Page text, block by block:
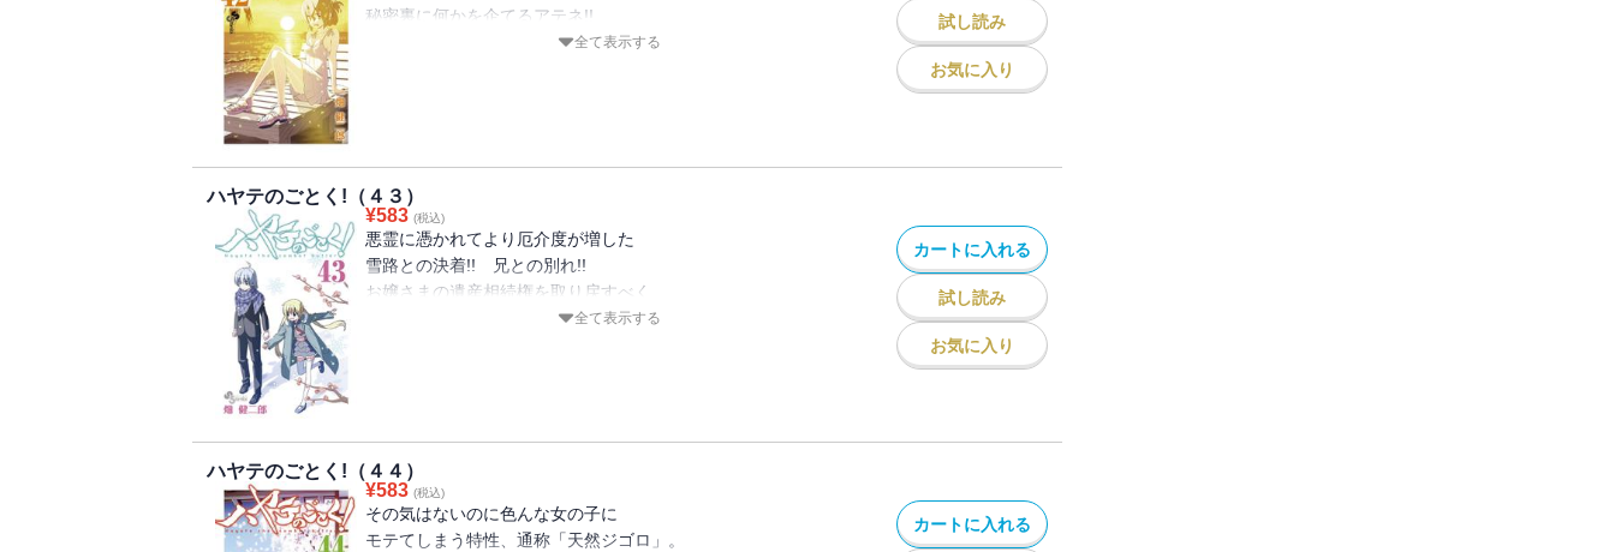
秘密裏に何かを企てるアテネ!!
そして、暇を持て余すナギお嬢さま!!!
全て表示する
試し読み
お気に入り
ハヤテのごとく!（４３）
¥583 (税込)
悪霊に憑かれてより厄介度が増した
雪路との決着!! 兄との別れ!!
お嬢さまの遺産相続権を取り戻すべく
王玉を手に入れたいハヤテだが、全て表示する
カートに入れる
試し読み
お気に入り
ハヤテのごとく!（４４）
¥583 (税込)
その気はないのに色んな女の子に
モテてしまう特性、通称「天然ジゴロ」。
カートに入れる